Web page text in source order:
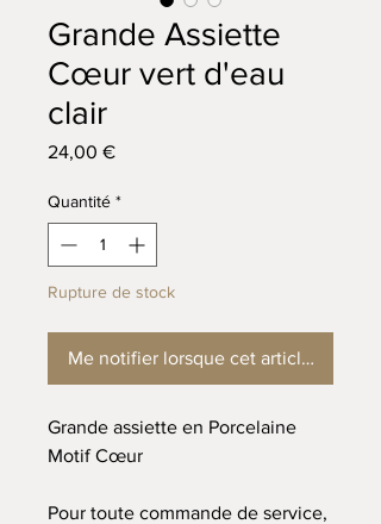
Grande Assiette
Cœur vert d'eau
clair
24,00 €Prix
Quantité *
Rupture de stock
Me notifier lorsque cet article est
Grande assiette en Porcelaine
Motif Cœur
Pour toute commande de service,